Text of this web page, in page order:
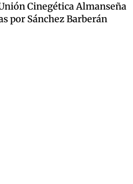
Cinegética Almanseña
por Sánchez Barberán